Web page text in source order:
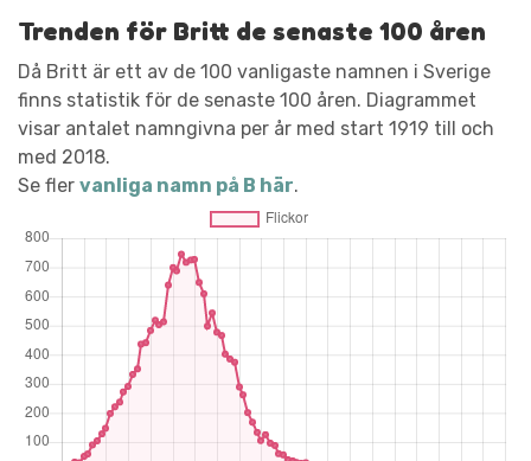
Trenden för Britt de senaste 100 åren
Då Britt är ett av de 100 vanligaste namnen i Sverige
finns statistik för de senaste 100 åren. Diagrammet
visar antalet namngivna per år med start 1919 till och
med 2018.
Se fler vanliga namn på B här.